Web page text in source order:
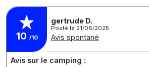
10 /10
gertrude D.
Posté le 21/08/2025
Avis spontané
Avis sur le camping :